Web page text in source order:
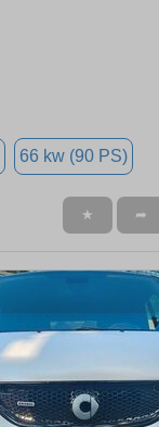
66 kw (90 PS)
★ ➦